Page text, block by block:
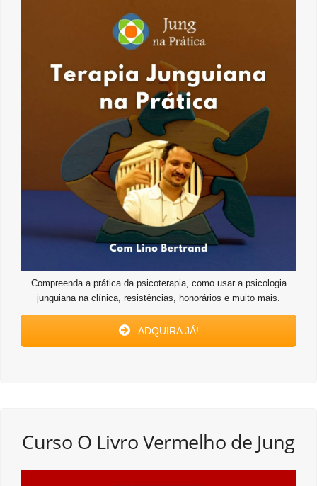
Compreenda a prática da psicoterapia, como usar a psicologia
junguiana na clínica, resistências, honorários e muito mais.
ADQUIRA JÁ!
Curso O Livro Vermelho de Jung